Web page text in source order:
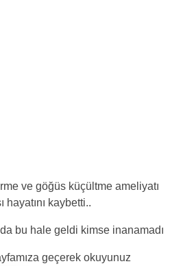
ve göğüs küçültme ameliyatı
hayatını kaybetti..
bu hale geldi kimse inanamadı
geçerek okuyunuz